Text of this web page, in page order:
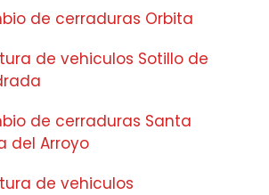
de cerraduras Orbita
de vehiculos Sotillo de
de cerraduras Santa
del Arroyo
de vehiculos